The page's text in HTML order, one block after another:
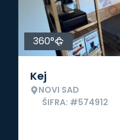
360°
Kej
NOVI SAD
ŠIFRA: #574912